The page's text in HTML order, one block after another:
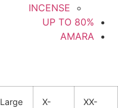
INCENSE
UP TO 80%
AMARA
Large
X-
XX-